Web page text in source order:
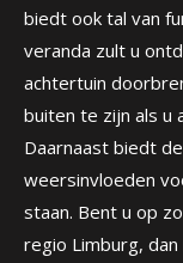
biedt ook tal van
veranda zult u
achtertuin
buiten te zijn als u
Daarnaast biedt
weersinvloeden
staan. Bent u op
regio Limburg, dan